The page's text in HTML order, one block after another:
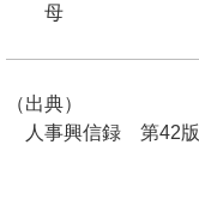
母
（出典）
人事興信録 第42版